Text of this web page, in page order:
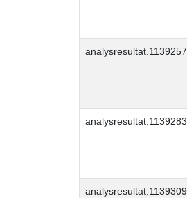
analysresultat.1139257
analysresultat.1139283
analysresultat.1139309